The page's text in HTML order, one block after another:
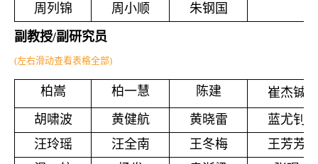
周列锦
周小顺
朱钢国
副教授/副研究员
(左右滑动查看表格全部)
柏嵩 柏一慧 陈建
崔杰铖
胡啸波
黄健航 黄晓雷
蓝尤钊
汪玲瑶
汪全南 王冬梅
王芳芳